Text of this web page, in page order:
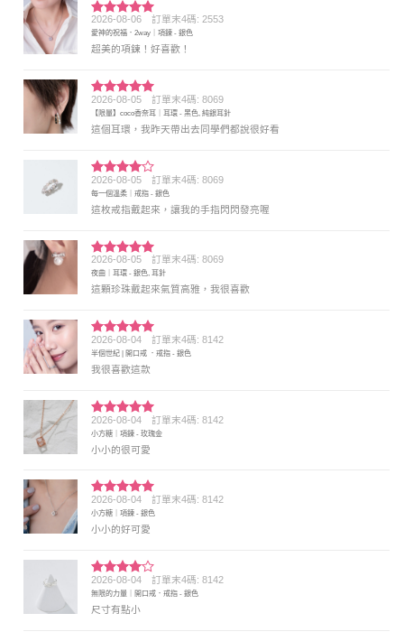
評分5 滿
分 5
2026-08-06 訂單末4碼: 2553
愛神的祝福．2way｜項鍊 - 銀色
超美的項鍊！好喜歡！
評分5 滿
分 5
2026-08-05 訂單末4碼: 8069
【限量】coco香奈耳｜耳環 - 黑色, 純銀耳針
這個耳環，我昨天帶出去同學們都說很好看
評分4
滿分 5
2026-08-05 訂單末4碼: 8069
每一個溫柔｜戒指 - 銀色
這枚戒指戴起來，讓我的手指閃閃發亮喔
評分5 滿
分 5
2026-08-05 訂單末4碼: 8069
夜曲｜耳環 - 銀色, 耳針
這顆珍珠戴起來氣質高雅，我很喜歡
評分5 滿
分 5
2026-08-04 訂單末4碼: 8142
半個世紀 | 開口戒 ．戒指 - 銀色
我很喜歡這款
評分5滿
分 5
2026-08-04 訂單末4碼: 8142
小方糖｜項鍊 - 玫瑰金
小小的很可愛
評分5 滿
分 5
2026-08-04 訂單末4碼: 8142
小方糖｜項鍊 - 銀色
小小的好可愛
評分4
滿分 5
2026-08-04 訂單末4碼: 8142
無限的力量｜開口戒．戒指 - 銀色
尺寸有點小